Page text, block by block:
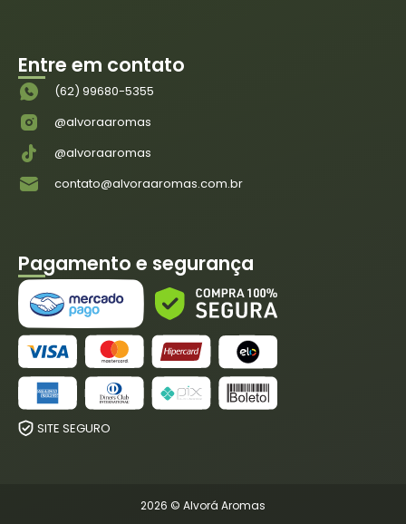
Entre em contato
(62) 99680-5355
@alvoraaromas
@alvoraaromas
contato@alvoraaromas.com.br
Pagamento e segurança
SITE SEGURO
2026 © Alvorá Aromas